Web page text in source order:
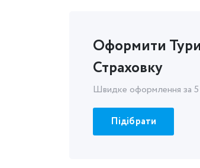
Оформити
Страховку
Швидке оформлення за 5
Підібрати